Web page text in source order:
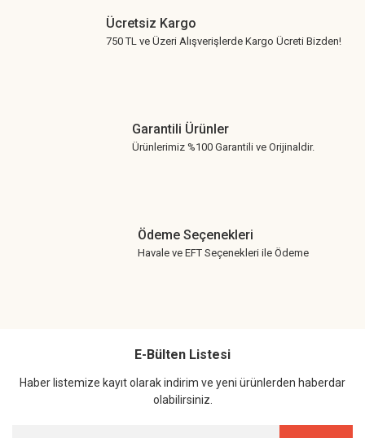
Ücretsiz Kargo
750 TL ve Üzeri Alışverişlerde Kargo Ücreti Bizden!
Garantili Ürünler
Ürünlerimiz %100 Garantili ve Orijinaldir.
Ödeme Seçenekleri
Havale ve EFT Seçenekleri ile Ödeme
E-Bülten Listesi
Haber listemize kayıt olarak indirim ve yeni ürünlerden haberdar
olabilirsiniz.